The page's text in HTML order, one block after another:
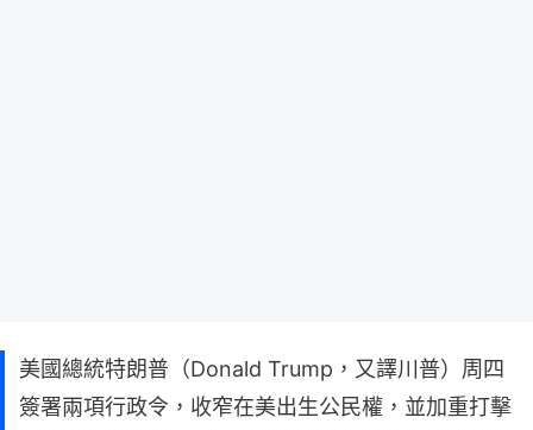
美國總統特朗普（Donald Trump，又譯川普）周四
簽署兩項行政令，收窄在美出生公民權，並加重打擊